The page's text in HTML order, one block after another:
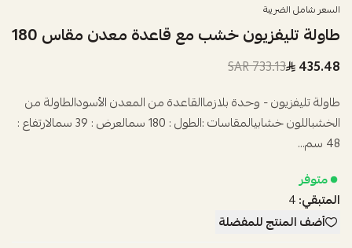
السعر شامل الضريبة
طاولة تليفزيون خشب مع قاعدة معدن مقاس 180
435.48
733.13 SAR
طاولة تليفزيون - وحدة بلازماالقاعدة من المعدن الأسودالطاولة من
الخشباللون خشابيالمقاسات :الطول : 180 سمالعرض : 39 سمالارتفاع :
48 سم...
متوفر
المتبقي:4
أضف المنتج للمفضلة